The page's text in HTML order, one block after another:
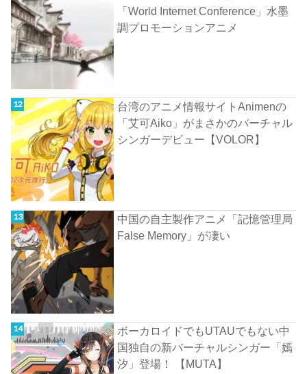
「World Internet Conference」水墨
調プロモーションアニメ
台湾のアニメ情報サイトAnimenの
「艾可Aiko」がまさかのバーチャル
シンガーデビュー【VOLOR】
中国の自主製作アニメ「記憶管理局
False Memory」が凄い
ボーカロイドでもUTAUでもない中
国独自の新バーチャルシンガー「嫣
汐」登場！ 【MUTA】